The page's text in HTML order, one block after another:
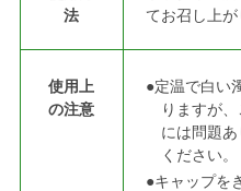
法
てお召し上が
使用上
の注意
●定温で白い
りますが
には問題
ください。
●キャップを